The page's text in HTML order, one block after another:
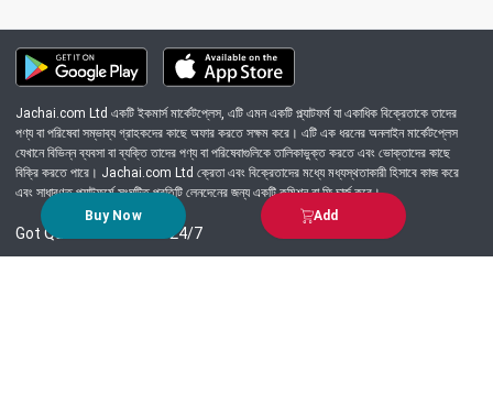
Buy Now Add
Jachai.com Ltd একটি ইকমার্স মার্কেটপ্লেস, এটি এমন একটি প্ল্যাটফর্ম যা একাধিক বিক্রেতাকে তাদের
পণ্য বা পরিষেবা সম্ভাব্য গ্রাহকদের কাছে অফার করতে সক্ষম করে। এটি এক ধরনের অনলাইন মার্কেটপ্লেস
যেখানে বিভিন্ন ব্যবসা বা ব্যক্তি তাদের পণ্য বা পরিষেবাগুলিকে তালিকাভুক্ত করতে এবং ভোক্তাদের কাছে
বিক্রি করতে পারে। Jachai.com Ltd ক্রেতা এবং বিক্রেতাদের মধ্যে মধ্যস্থতাকারী হিসাবে কাজ করে
এবং সাধারণত প্ল্যাটফর্মে সংঘটিত প্রতিটি লেনদেনের জন্য একটি কমিশন বা ফি চার্জ করে।
Got Question? Call us 24/7